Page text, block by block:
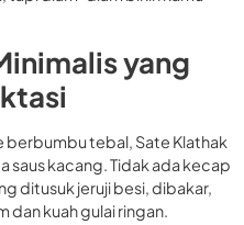
yang
berbumbu tebal, Sate Klathak
saus kacang. Tidak ada kecap
ditusuk jeruji besi, dibakar,
dan kuah gulai ringan.